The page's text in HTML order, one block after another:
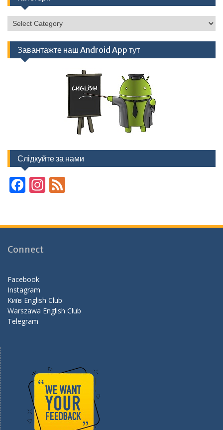
Категорії
Завантажте наш Android App тут
Слідкуйте за нами
F
b
o
k
In
gr d
Connect
Facebook
Instagram
Київ English Club
Warszawa English Club
Telegram